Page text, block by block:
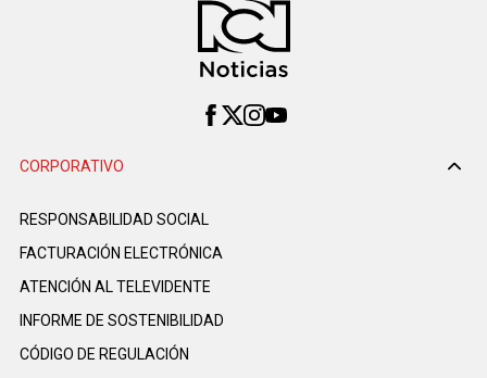
CORPORATIVO
RESPONSABILIDAD SOCIAL
FACTURACIÓN ELECTRÓNICA
ATENCIÓN AL TELEVIDENTE
INFORME DE SOSTENIBILIDAD
CÓDIGO DE REGULACIÓN